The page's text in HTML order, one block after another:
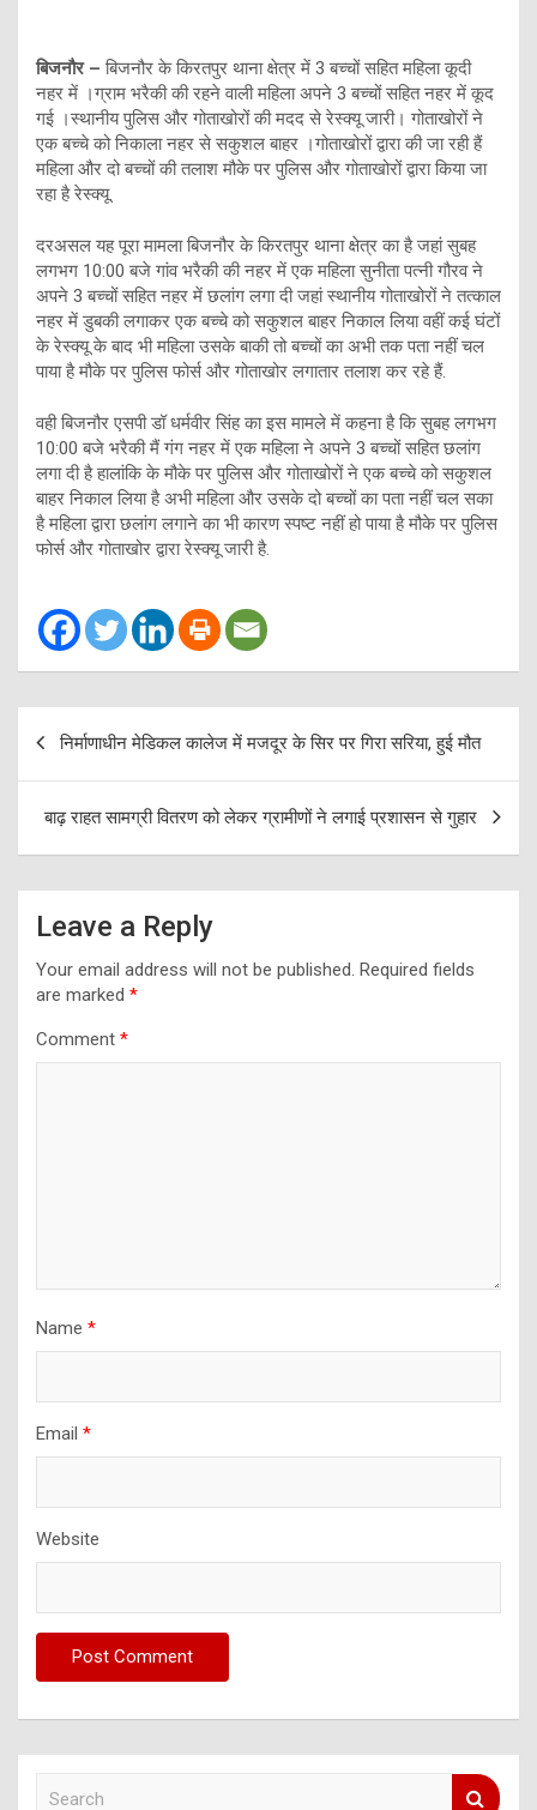
बिजनौर – बिजनौर के किरतपुर थाना क्षेत्र में 3 बच्चों सहित महिला कूदी
नहर में ।ग्राम भरैकी की रहने वाली महिला अपने 3 बच्चों सहित नहर में कूद
गई ।स्थानीय पुलिस और गोताखोरों की मदद से रेस्क्यू जारी। गोताखोरों ने
एक बच्चे को निकाला नहर से सकुशल बाहर ।गोताखोरों द्वारा की जा रही हैं
महिला और दो बच्चों की तलाश मौके पर पुलिस और गोताखोरों द्वारा किया जा
रहा है रेस्क्यू.
दरअसल यह पूरा मामला बिजनौर के किरतपुर थाना क्षेत्र का है जहां सुबह
लगभग 10:00 बजे गांव भरैकी की नहर में एक महिला सुनीता पत्नी गौरव ने
अपने 3 बच्चों सहित नहर में छलांग लगा दी जहां स्थानीय गोताखोरों ने तत्काल
नहर में डुबकी लगाकर एक बच्चे को सकुशल बाहर निकाल लिया वहीं कई घंटों
के रेस्क्यू के बाद भी महिला उसके बाकी तो बच्चों का अभी तक पता नहीं चल
पाया है मौके पर पुलिस फोर्स और गोताखोर लगातार तलाश कर रहे हैं.
वही बिजनौर एसपी डॉ धर्मवीर सिंह का इस मामले में कहना है कि सुबह लगभग
10:00 बजे भरैकी मैं गंग नहर में एक महिला ने अपने 3 बच्चों सहित छलांग
लगा दी है हालांकि के मौके पर पुलिस और गोताखोरों ने एक बच्चे को सकुशल
बाहर निकाल लिया है अभी महिला और उसके दो बच्चों का पता नहीं चल सका
है महिला द्वारा छलांग लगाने का भी कारण स्पष्ट नहीं हो पाया है मौके पर पुलिस
फोर्स और गोताखोर द्वारा रेस्क्यू जारी है.
निर्माणाधीन मेडिकल कालेज में मजदूर के सिर पर गिरा सरिया, हुई मौत
बाढ़ राहत सामग्री वितरण को लेकर ग्रामीणों ने लगाई प्रशासन से गुहार
Leave a Reply
Your email address will not be published. Required fields
are marked *
Comment *
Name *
Email *
Website